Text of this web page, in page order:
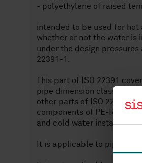
- polyethylene of raised
intended to be used for
whether or not the water is
under the design
22391-1.
This part of ISO 22391
pipe dimension classes,
other parts of ISO 22391, it
components of PE-RT, as
and cold water
It is applicable to pipes